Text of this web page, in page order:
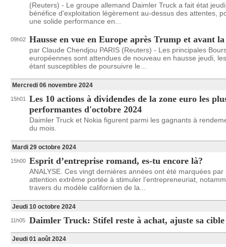
(Reuters) - Le groupe allemand Daimler Truck a fait état
bénéfice d'exploitation légèrement au-dessus des attentes,
une solide performance en...
09h02 Hausse en vue en Europe après Trump et avant
par Claude Chendjou PARIS (Reuters) - Les principales
européennes sont attendues de nouveau en hausse jeudi,
étant susceptibles de poursuivre le...
Mercredi 06 novembre 2024
15h01
Les 10 actions à dividendes de la zone euro les
performantes d'octobre 2024
Daimler Truck et Nokia figurent parmi les gagnants à
du mois.
Mardi 29 octobre 2024
15h00 Esprit d’entreprise romand, es-tu encore là?
ANALYSE. Ces vingt dernières années ont été marquées par
attention extrême portée à stimuler l’entrepreneuriat,
travers du modèle californien de la...
Jeudi 10 octobre 2024
11h05 Daimler Truck: Stifel reste à achat, ajuste sa cible
Jeudi 01 août 2024